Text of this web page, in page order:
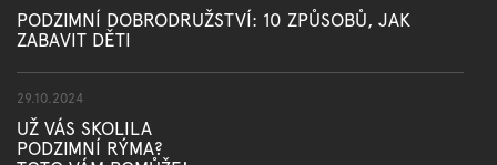
PODZIMNÍ DOBRODRUŽSTVÍ: 10 ZPŮSOBŮ, JAK
ZABAVIT DĚTI
29.10.2024
UŽ VÁS SKOLILA
PODZIMNÍ RÝMA?